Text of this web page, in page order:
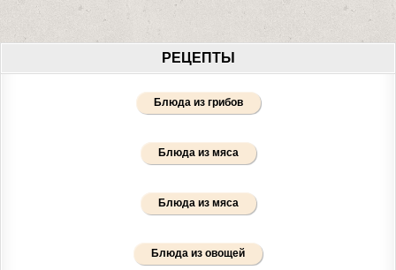
РЕЦЕПТЫ
Блюда из грибов
Блюда из мяса
Блюда из мяса
Блюда из овощей